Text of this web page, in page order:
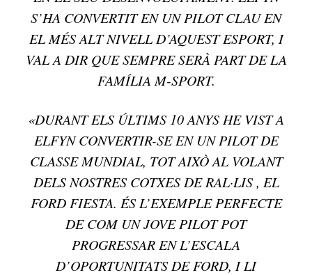
S’HA CONVERTIT EN UN PILOT CLAU EN
EL MÉS ALT NIVELL D’AQUEST ESPORT, I
VAL A DIR QUE SEMPRE SERÀ PART DE LA
FAMÍLIA M-SPORT.
«DURANT ELS ÚLTIMS 10 ANYS HE VIST A
ELFYN CONVERTIR-SE EN UN PILOT DE
CLASSE MUNDIAL, TOT AIXÒ AL VOLANT
DELS NOSTRES COTXES DE RAL·LIS , EL
FORD FIESTA. ÉS L’EXEMPLE PERFECTE
DE COM UN JOVE PILOT POT
PROGRESSAR EN L’ESCALA
D’OPORTUNITATS DE FORD, I LI